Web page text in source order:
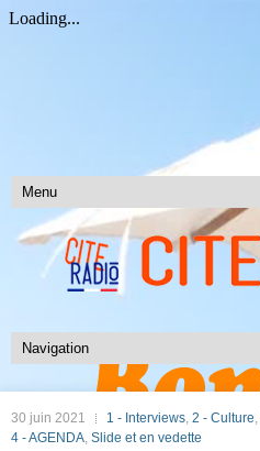
30 juin 2021 1 - Interviews, 2 - Culture,
4 - AGENDA, Slide et en vedette